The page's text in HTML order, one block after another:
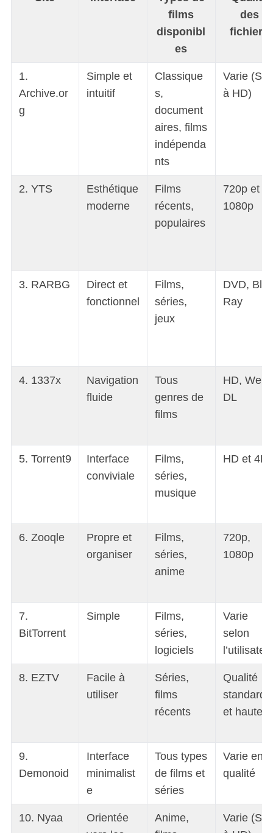
films
disponibl
es
des
fichiers
1.
Archive.or
g
Simple et
intuitif
Classique
s,
document
aires, films
indépenda
nts
Varie (SD
à HD)
2. YTS
Esthétique
moderne
Films
récents,
populaires
720p et
1080p
3. RARBG
Direct et
fonctionnel
Films,
séries,
jeux
DVD, Blu-
Ray
4. 1337x
Navigation
fluide
Tous
genres de
films
HD, Web-
DL
5. Torrent9
Interface
conviviale
Films,
séries,
musique
HD et 4K
6. Zooqle
Propre et
organiser
Films,
séries,
anime
720p,
1080p
7.
BitTorrent
Simple
Films,
séries,
logiciels
Varie
selon
8. EZTV
Facile à
utiliser
Séries,
films
récents
Qualité
standard
et haute
9.
Demonoid
Interface
minimalist
e
Tous types
de films et
séries
Varie en
qualité
10. Nyaa
Orientée
Anime,
Varie (SD